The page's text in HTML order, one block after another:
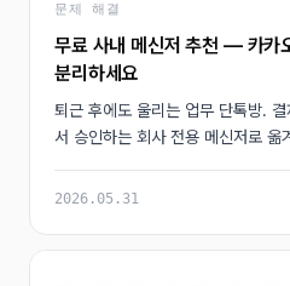
문제 해결
무료 사내 메신저 추천 — 카카
분리하세요
퇴근 후에도 울리는 업무 단톡방.
서 승인하는 회사 전용 메신저로 옮
2026.05.31